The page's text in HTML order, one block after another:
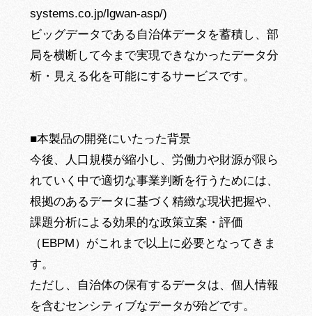
systems.co.jp/lgwan-asp/)
ビッグデータである自治体データを蓄積し、部
局を横断して今まで実現できなかったデータ分
析・見える化を可能にするサービスです。
■本製品の開発にいたった背景
今後、人口規模が縮小し、労働力や財源が限ら
れていく中で適切な事業判断を行うためには、
根拠のあるデータに基づく精緻な現状把握や、
課題分析による効果的な政策立案・評価
（EBPM）がこれまで以上に必要となってきま
す。
ただし、自治体の保有するデータは、個人情報
を含むセンシティブなデータが殆どです。